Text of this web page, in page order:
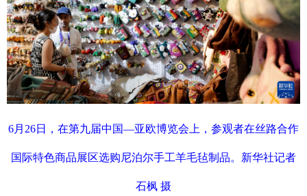
6月26日，在第九届中国—亚欧博览会上，参观者在丝路合作
国际特色商品展区选购尼泊尔手工羊毛毡制品。新华社记者
石枫 摄